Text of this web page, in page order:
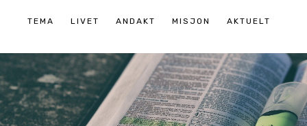
TEMA LIVET ANDAKT MISJON AKTUELT
innhold